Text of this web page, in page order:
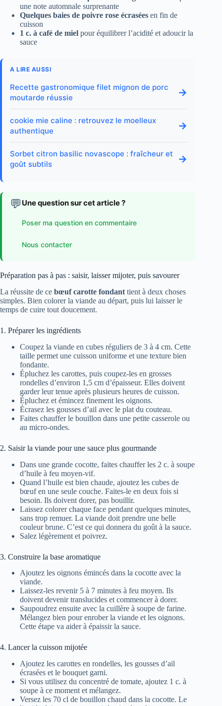
une note automnale surprenante
Quelques baies de poivre rose écrasées en fin de
cuisson
1 c. à café de miel pour équilibrer l’acidité et adoucir la
sauce
A LIRE AUSSI
Recette gastronomique filet mignon de porc
moutarde réussie
→
cookie mie caline : retrouvez le moelleux
authentique
→
Sorbet citron basilic novascope : fraîcheur et
goût subtils
→
💬 Une question sur cet article ?
Poser ma question en commentaire
Nous contacter
Préparation pas à pas : saisir, laisser mijoter, puis savourer
La réussite de ce bœuf carotte fondant tient à deux choses
simples. Bien colorer la viande au départ, puis lui laisser le
temps de cuire tout doucement.
1. Préparer les ingrédients
Coupez la viande en cubes réguliers de 3 à 4 cm. Cette
taille permet une cuisson uniforme et une texture bien
fondante.
Épluchez les carottes, puis coupez-les en grosses
rondelles d’environ 1,5 cm d’épaisseur. Elles doivent
garder leur tenue après plusieurs heures de cuisson.
Épluchez et émincez finement les oignons.
Écrasez les gousses d’ail avec le plat du couteau.
Faites chauffer le bouillon dans une petite casserole ou
au micro-ondes.
2. Saisir la viande pour une sauce plus gourmande
Dans une grande cocotte, faites chauffer les 2 c. à soupe
d’huile à feu moyen-vif.
Quand l’huile est bien chaude, ajoutez les cubes de
bœuf en une seule couche. Faites-le en deux fois si
besoin. Ils doivent dorer, pas bouillir.
Laissez colorer chaque face pendant quelques minutes,
sans trop remuer. La viande doit prendre une belle
couleur brune. C’est ce qui donnera du goût à la sauce.
Salez légèrement et poivrez.
3. Construire la base aromatique
Ajoutez les oignons émincés dans la cocotte avec la
viande.
Laissez-les revenir 5 à 7 minutes à feu moyen. Ils
doivent devenir translucides et commencer à dorer.
Saupoudrez ensuite avec la cuillère à soupe de farine.
Mélangez bien pour enrober la viande et les oignons.
Cette étape va aider à épaissir la sauce.
4. Lancer la cuisson mijotée
Ajoutez les carottes en rondelles, les gousses d’ail
écrasées et le bouquet garni.
Si vous utilisez du concentré de tomate, ajoutez 1 c. à
soupe à ce moment et mélangez.
Versez les 70 cl de bouillon chaud dans la cocotte. Le